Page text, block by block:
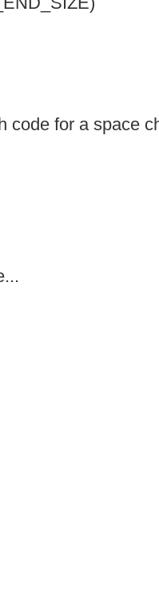
code for a space